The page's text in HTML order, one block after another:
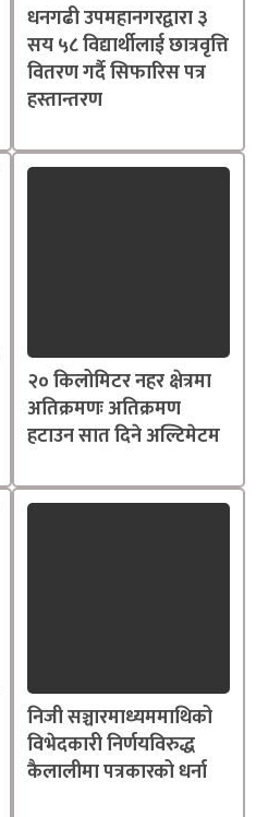
धनगढी उपमहानगरद्वारा ३
सय ५८ विद्यार्थीलाई छात्रवृत्ति
वितरण गर्दै सिफारिस पत्र
हस्तान्तरण
२० किलोमिटर नहर क्षेत्रमा
अतिक्रमणः अतिक्रमण
हटाउन सात दिने अल्टिमेटम
निजी सञ्चारमाध्यममाथिको
विभेदकारी निर्णयविरुद्ध
कैलालीमा पत्रकारको धर्ना